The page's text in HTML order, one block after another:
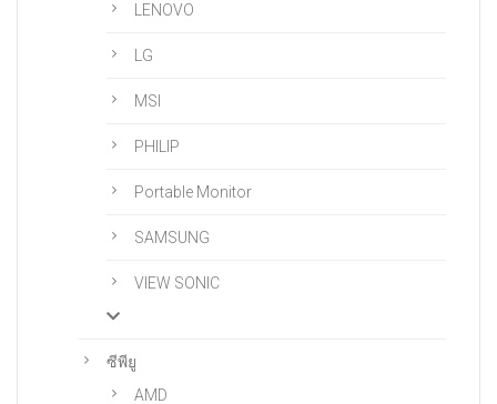
LENOVO
LG
MSI
PHILIP
Portable Monitor
SAMSUNG
VIEW SONIC
ซีพียู
AMD